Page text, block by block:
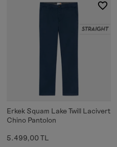
Erkek Squam Lake Twill Lacivert
Chino Pantolon
5.499,00 TL